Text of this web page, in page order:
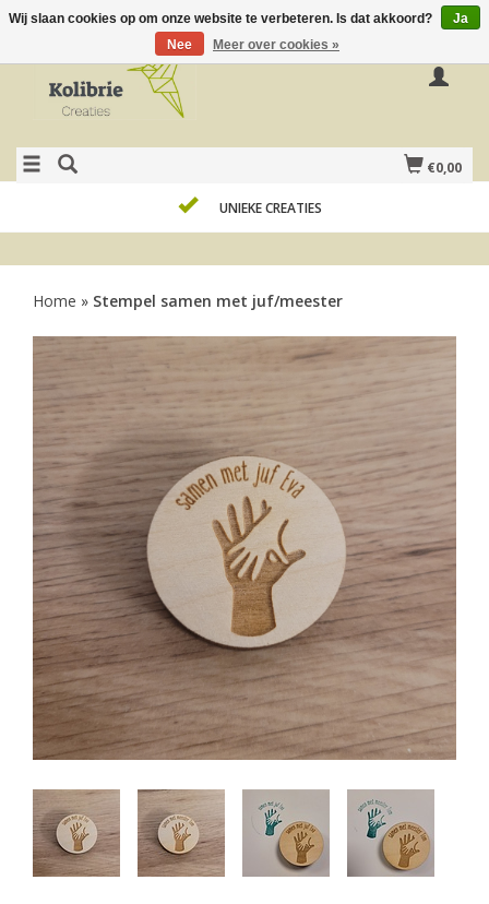
€0,00
UNIEKE CREATIES
Home » Stempel samen met juf/meester
Wij slaan cookies op om onze website te verbeteren. Is dat akkoord?
Ja
Nee
Meer over cookies »